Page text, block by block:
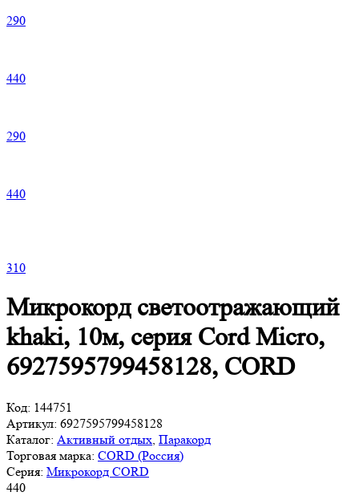
290
440
290
440
310
Микрокорд светоотражающий
khaki, 10м, серия Cord Micro,
6927595799458128, CORD
Код: 144751
Артикул: 6927595799458128
Каталог: Активный отдых Паракорд
Торговая марка: CORD (Россия)
Серия: Микрокорд CORD
440